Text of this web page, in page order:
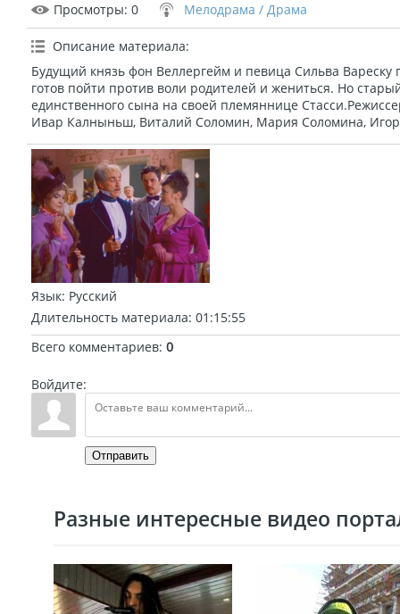
Просмотры: 0 Мелодрама / Драма
Описание материала:
Будущий князь фон Веллергейм и певица Сильва Вареску
готов пойти против воли родителей и жениться. Но
единственного сына на своей племяннице
Ивар Калныньш, Виталий Соломин, Мария Соломина,
Язык: Русский
Длительность материала: 01:15:55
Всего комментариев: 0
Войдите:
Отправить
Разные интересные видео